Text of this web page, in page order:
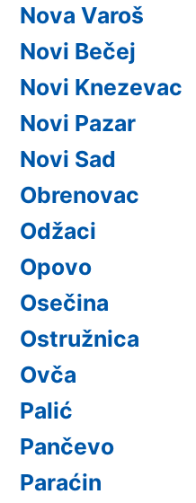
Nova Varoš
Novi Bečej
Novi Knezevac
Novi Pazar
Novi Sad
Obrenovac
Odžaci
Opovo
Osečina
Ostružnica
Ovča
Palić
Pančevo
Paraćin